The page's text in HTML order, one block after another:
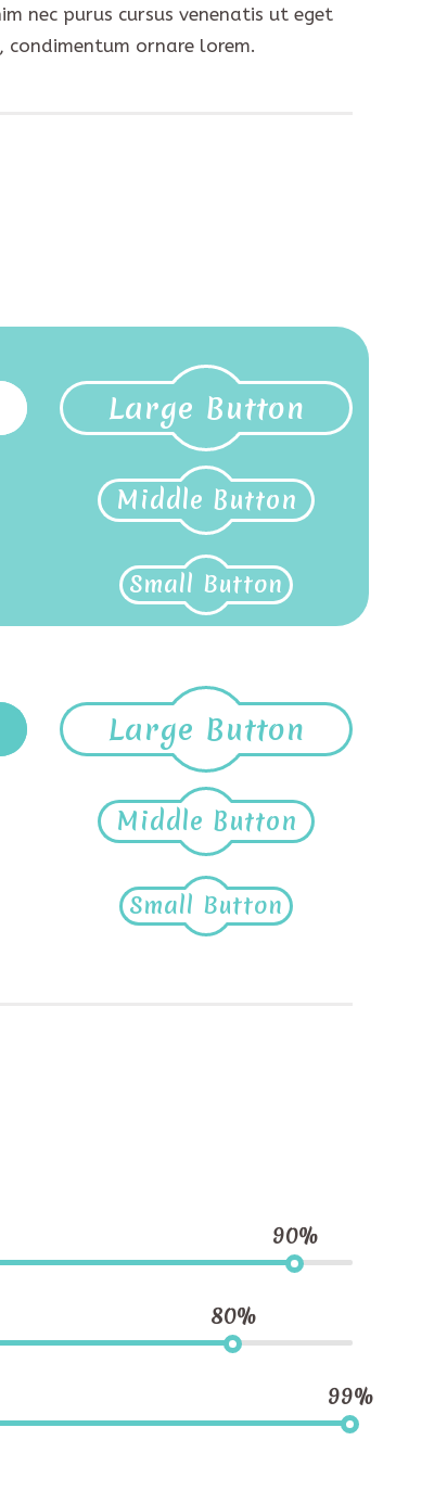
nec purus cursus venenatis ut eget
ornare lorem.
Large Button
Middle Button
Small Button
Large Button
Middle Button
Small Button
90%
80%
99%